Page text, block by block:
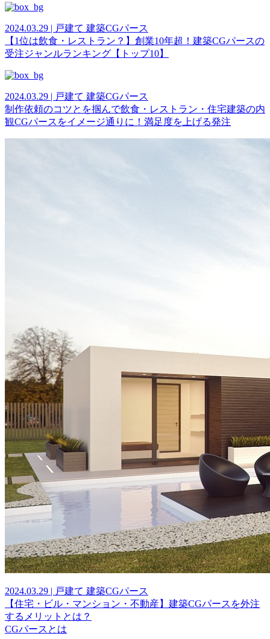
2024.03.29 | 戸建て 建築CGパース
【1位は飲食・レストラン？】創業10年超！建築CGパースの
受注ジャンルランキング【トップ10】
2024.03.29 | 戸建て 建築CGパース
制作依頼のコツとを掴んで飲食・レストラン・住宅建築の内
観CGパースをイメージ通りに！満足度を上げる発注
2024.03.29 | 戸建て 建築CGパース
【住宅・ビル・マンション・不動産】建築CGパースを外注
するメリットとは？
CGパースとは